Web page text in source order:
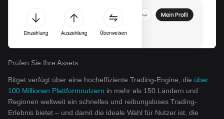
Prüfen Sie Ihre Assets
Bitget verfügt über eine hocheffiziente Trading-Engine, die über
100 Millionen Plattformnutzern in mehr als 150 Ländern und
Regionen weltweit ein schnelles und reibungsloses Trading-
Erlebnis bietet – und damit die ideale Wahl für Nutzer ist, die